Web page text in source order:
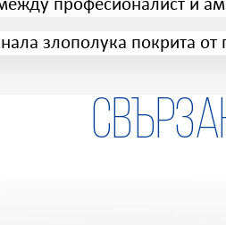
професионалист и
злополука покрита от